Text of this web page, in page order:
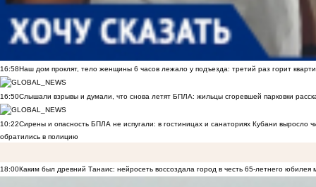
16:58Наш дом проклят, тело женщины 6 часов лежало у подъезда: третий раз горит
16:50Слышали взрывы и думали, что снова летят БПЛА: жильцы сгоревшей парковки
10:22Сирены и опасность БПЛА не испугали: в гостиницах и санаториях Кубани выросло
обратились в полицию
18:00Каким был древний Танаис: нейросеть воссоздала город в честь 65-летнего юбилея